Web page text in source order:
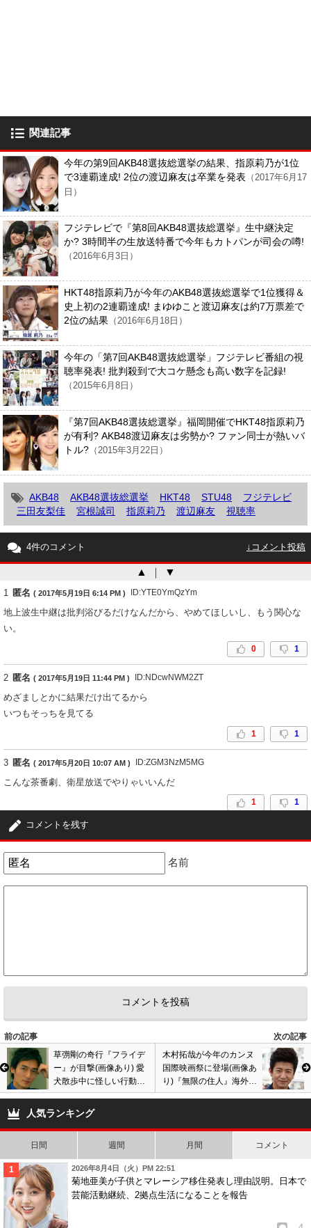
関連記事
今年の第9回AKB48選抜総選挙の結果、指原莉乃が1位
で3連覇達成! 2位の渡辺麻友は卒業を発表 （2017年6月17
日）
フジテレビで『第8回AKB48選抜総選挙』生中継決定
か? 3時間半の生放送特番で今年もカトパンが司会の噂!
（2016年6月3日）
HKT48指原莉乃が今年のAKB48選抜総選挙で1位獲得＆
史上初の2連覇達成! まゆゆこと渡辺麻友は約7万票差で
2位の結果 （2016年6月18日）
今年の「第7回AKB48選抜総選挙」フジテレビ番組の視
聴率発表! 批判殺到で大コケ懸念も高い数字を記録!
（2015年6月8日）
『第7回AKB48選抜総選挙』福岡開催でHKT48指原莉乃
が有利? AKB48渡辺麻友は劣勢か? ファン同士が熱いバ
トル? （2015年3月22日）
AKB48 AKB48選抜総選挙 HKT48 STU48
フジテレビ
三田友梨佳
宮根誠司 指原莉乃 渡辺麻友 視聴率
4件のコメント ↓コメント投稿
▲ ｜ ▼
1 匿名 ( 2017年5月19日 6:14 PM ) ID:YTE0YmQzYm
地上波生中継は批判浴びるだけなんだから、やめてほしいし、もう関心な
い。
0 1
2 匿名 ( 2017年5月19日 11:44 PM ) ID:NDcwNWM2ZT
めざましとかに結果だけ出てるから
いつもそっちを見てる
1 1
3 匿名 ( 2017年5月20日 10:07 AM ) ID:ZGM3NzM5MG
こんな茶番劇、衛星放送でやりゃいいんだ
1 1
匿名 ( 2017年11月25日 6:58 PM )
不当投棄始まる
コメントを残す
名前
前の記事
次の記事
草彅剛の奇行『フライデ
ー』が目撃(画像あり) 愛
犬散歩中に怪しい行動?
SMAP解散の影響? 本人
は仕事に前向きも…
木村拓哉が今年のカンヌ
国際映画祭に登場(画像あ
り)『無限の住人』海外の
評価は上々? 外国人記者
人気ランキング
日間 週間 月間 コメント
2026年8月4日（火）PM 22:51
菊地亜美が子供とマレーシア移住発表し理由説明。日本で
芸能活動継続、2拠点生活になることを報告